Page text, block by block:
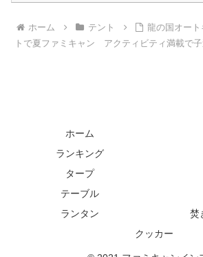
ホーム テント
龍の国オー
トで夏ファミキャン アクティビティ満載で
ホーム
ランキング
タープ
テーブル
ランタン
焚
クッカー